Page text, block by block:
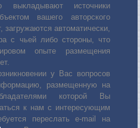
выкладывают источники
вашего авторского
автоматически,
с чьей либо стороны, что
опыте размещения
у Вас вопросов
размещенную на
которой Вы
к нам с интересующим
переслать е-mail на